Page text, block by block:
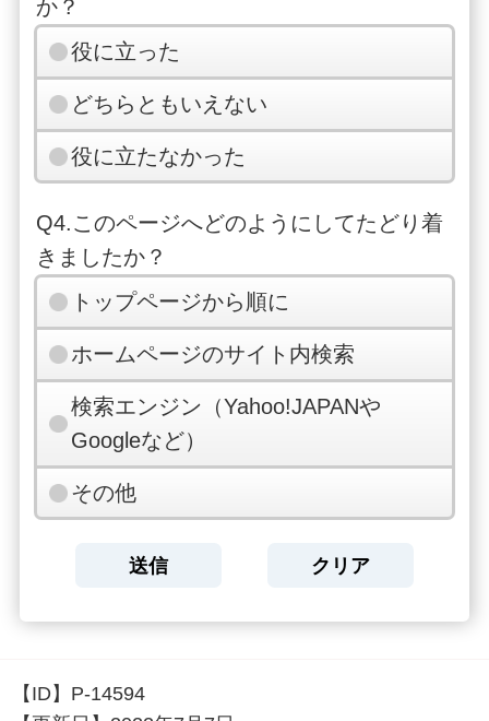
か？
役に立った
どちらともいえない
役に立たなかった
Q4.このページへどのようにしてたどり着
きましたか？
トップページから順に
ホームページのサイト内検索
検索エンジン（Yahoo!JAPANや
Googleなど）
その他
【ID】 P-14594